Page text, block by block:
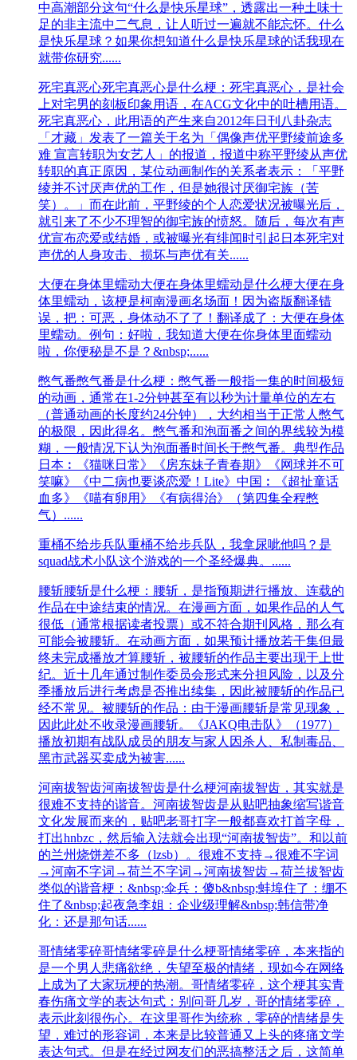
中高潮部分这句“什么是快乐星球”，透露出一种土味十
足的非主流中二气息，让人听过一遍就不能忘怀。什么
是快乐星球？如果你想知道什么是快乐星球的话我现在
就带你研究......
死宅真恶心死宅真恶心是什么梗：死宅真恶心，是社会
上对宅男的刻板印象用语，在ACG文化中的吐槽用语。
死宅真恶心，此用语的产生来自2012年日刊八卦杂志
「才藏」发表了一篇关于名为「偶像声优平野绫前途多
难 宣言转职为女艺人」的报道，报道中称平野绫从声优
转职的真正原因，某位动画制作的关系者表示：「平野
绫并不讨厌声优的工作，但是她很讨厌御宅族（苦
笑）。」而在此前，平野绫的个人恋爱状况被曝光后，
就引来了不少不理智的御宅族的愤怒。随后，每次有声
优宣布恋爱或结婚，或被曝光有绯闻时引起日本死宅对
声优的人身攻击、损坏与声优有关......
大便在身体里蠕动大便在身体里蠕动是什么梗大便在身
体里蠕动，该梗是柯南漫画名场面！因为盗版翻译错
误，把：可恶，身体动不了了！翻译成了：大便在身体
里蠕动。例句：好啦，我知道大便在你身体里面蠕动
啦，你便秘是不是？&nbsp;......
憋气番憋气番是什么梗：憋气番一般指一集的时间极短
的动画，通常在1-2分钟甚至有以秒为计量单位的左右
（普通动画的长度约24分钟），大约相当于正常人憋气
的极限，因此得名。憋气番和泡面番之间的界线较为模
糊，一般情况下认为泡面番时间长于憋气番。典型作品
日本︰《猫咪日常》《房东妹子青春期》《网球并不可
笑嘛》《中二病也要谈恋爱！Lite》中国︰《超扯童话
血多》《喵有卵用》《有病得治》（第四集全程憋
气）......
重桶不给步兵队重桶不给步兵队，我拿尿呲他吗？是
squad战术小队这个游戏的一个圣经爆典。......
腰斩腰斩是什么梗：腰斩，是指预期进行播放、连载的
作品在中途结束的情况。在漫画方面，如果作品的人气
很低（通常根据读者投票）或不符合期刊风格，那么有
可能会被腰斩。在动画方面，如果预计播放若干集但最
终未完成播放才算腰斩，被腰斩的作品主要出现于上世
纪。近十几年通过制作委员会形式来分担风险，以及分
季播放后进行考虑是否推出续集，因此被腰斩的作品已
经不常见。被腰斩的作品：由于漫画腰斩是常见现象，
因此此处不收录漫画腰斩。《JAKQ电击队》（1977）
播放初期有战队成员的朋友与家人因杀人、私制毒品、
黑市武器买卖成为被害......
河南拔智齿河南拔智齿是什么梗河南拔智齿，其实就是
很难不支持的谐音。河南拔智齿是从贴吧抽象缩写谐音
文化发展而来的，贴吧老哥打字一般都喜欢打首字母，
打出hnbzc，然后输入法就会出现“河南拔智齿”。和以前
的兰州烧饼差不多（lzsb）。很难不支持→很难不字词
→河南不字词→荷兰不字词→河南拔智齿→荷兰拔智齿
类似的谐音梗：&nbsp;伞兵：傻b&nbsp;蚌埠住了：绷不
住了&nbsp;起夜急李姐：企业级理解&nbsp;韩信带净
化：还是那句话......
哥情绪零碎哥情绪零碎是什么梗哥情绪零碎，本来指的
是一个男人悲痛欲绝，失望至极的情绪，现如今在网络
上成为了大家玩梗的热潮。哥情绪零碎，这个梗其实青
春伤痛文学的表达句式：别问哥几岁，哥的情绪零碎，
表示此刻很伤心。在这里哥作为统称，零碎的情绪是失
望，难过的形容词，本来是比较普通又上头的疼痛文学
表达句式。但是在经过网友们的恶搞整活之后，这简单